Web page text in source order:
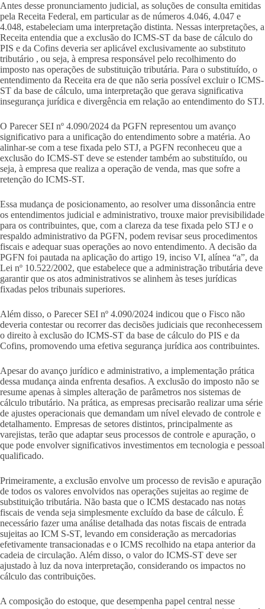
Antes desse pronunciamento judicial, as soluções de consulta emitidas
pela Receita Federal, em particular as de números 4.046, 4.047 e
4.048, estabeleciam uma interpretação distinta. Nessas interpretações, a
Receita entendia que a exclusão do ICMS-ST da base de cálculo do
PIS e da Cofins deveria ser aplicável exclusivamente ao substituto
tributário , ou seja, à empresa responsável pelo recolhimento do
imposto nas operações de substituição tributária. Para o substituído, o
entendimento da Receita era de que não seria possível excluir o ICMS-
ST da base de cálculo, uma interpretação que gerava significativa
insegurança jurídica e divergência em relação ao entendimento do STJ.
O Parecer SEI nº 4.090/2024 da PGFN representou um avanço
significativo para a unificação do entendimento sobre a matéria. Ao
alinhar-se com a tese fixada pelo STJ, a PGFN reconheceu que a
exclusão do ICMS-ST deve se estender também ao substituído, ou
seja, à empresa que realiza a operação de venda, mas que sofre a
retenção do ICMS-ST.
Essa mudança de posicionamento, ao resolver uma dissonância entre
os entendimentos judicial e administrativo, trouxe maior previsibilidade
para os contribuintes, que, com a clareza da tese fixada pelo STJ e o
respaldo administrativo da PGFN, podem revisar seus procedimentos
fiscais e adequar suas operações ao novo entendimento. A decisão da
PGFN foi pautada na aplicação do artigo 19, inciso VI, alínea “a”, da
Lei nº 10.522/2002, que estabelece que a administração tributária deve
garantir que os atos administrativos se alinhem às teses jurídicas
fixadas pelos tribunais superiores.
Além disso, o Parecer SEI nº 4.090/2024 indicou que o Fisco não
deveria contestar ou recorrer das decisões judiciais que reconhecessem
o direito à exclusão do ICMS-ST da base de cálculo do PIS e da
Cofins, promovendo uma efetiva segurança jurídica aos contribuintes.
Apesar do avanço jurídico e administrativo, a implementação prática
dessa mudança ainda enfrenta desafios. A exclusão do imposto não se
resume apenas à simples alteração de parâmetros nos sistemas de
cálculo tributário. Na prática, as empresas precisarão realizar uma série
de ajustes operacionais que demandam um nível elevado de controle e
detalhamento. Empresas de setores distintos, principalmente as
varejistas, terão que adaptar seus processos de controle e apuração, o
que pode envolver significativos investimentos em tecnologia e pessoal
qualificado.
Primeiramente, a exclusão envolve um processo de revisão e apuração
de todos os valores envolvidos nas operações sujeitas ao regime de
substituição tributária. Não basta que o ICMS destacado nas notas
fiscais de venda seja simplesmente excluído da base de cálculo. É
necessário fazer uma análise detalhada das notas fiscais de entrada
sujeitas ao ICM S-ST, levando em consideração as mercadorias
efetivamente transacionadas e o ICMS recolhido na etapa anterior da
cadeia de circulação. Além disso, o valor do ICMS-ST deve ser
ajustado à luz da nova interpretação, considerando os impactos no
cálculo das contribuições.
A composição do estoque, que desempenha papel central nesse